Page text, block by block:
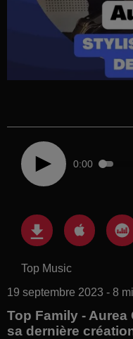
0:00
Top Music
19 septembre 2023 - 8
Top Family -
sa dernière